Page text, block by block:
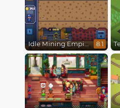
Idle Mining Empire 8.1